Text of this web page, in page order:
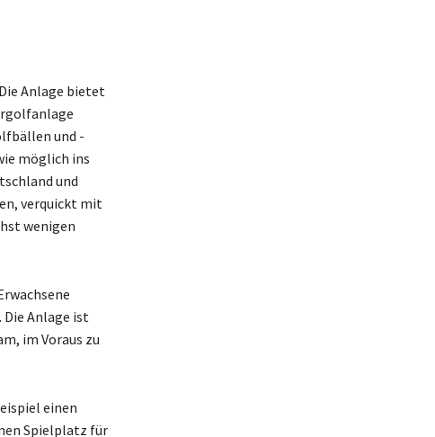
Anlage bietet
und -
möglich ins
und
verquickt mit
wenigen
Anlage ist
im Voraus zu
einen
Spielplatz für